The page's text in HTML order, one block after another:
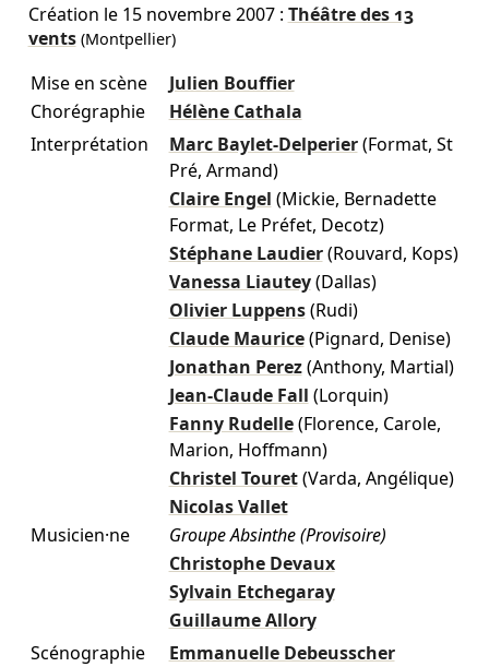
Création le 15 novembre 2007: Théâtre des 13
vents(Montpellier)
Mise en scène
Julien Bouffier
Chorégraphie
Hélène Cathala
Interprétation
Marc Baylet-Delperier (Format, St
Pré, Armand)
Claire Engel (Mickie, Bernadette
Format, Le Préfet, Decotz)
Stéphane Laudier (Rouvard, Kops)
Vanessa Liautey (Dallas)
Olivier Luppens (Rudi)
Claude Maurice (Pignard, Denise)
Jonathan Perez (Anthony, Martial)
Jean-Claude Fall (Lorquin)
Fanny Rudelle (Florence, Carole,
Marion, Hoffmann)
Christel Touret (Varda, Angélique)
Nicolas Vallet
Musicien·ne
Groupe Absinthe (Provisoire)
Christophe Devaux
Sylvain Etchegaray
Guillaume Allory
Scénographie
Emmanuelle Debeusscher